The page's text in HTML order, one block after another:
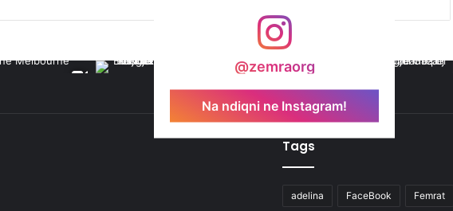
@zemraorg
Na ndiqni ne Instagram!
Tags
adelina FaceBook Femrat